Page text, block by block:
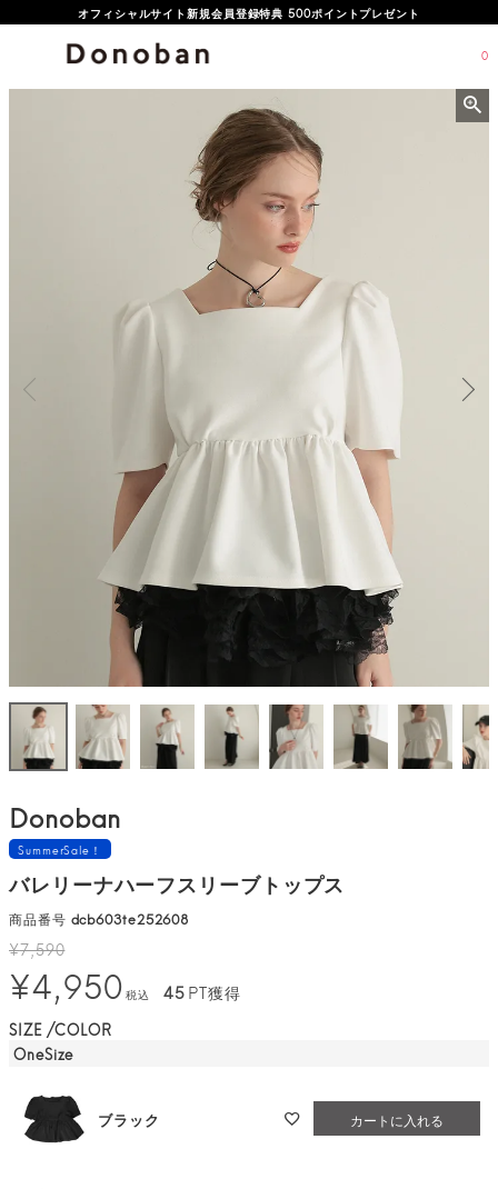
オフィシャルサイト新規会員登録特典 500ポイントプレゼント
0
Donoban
SummerSale！
バレリーナハーフスリーブトップス
商品番号 dcb603te252608
¥7,590
¥4,950 税込 45PT獲得
SIZE COLOR
OneSize
ブラック カートに入れる